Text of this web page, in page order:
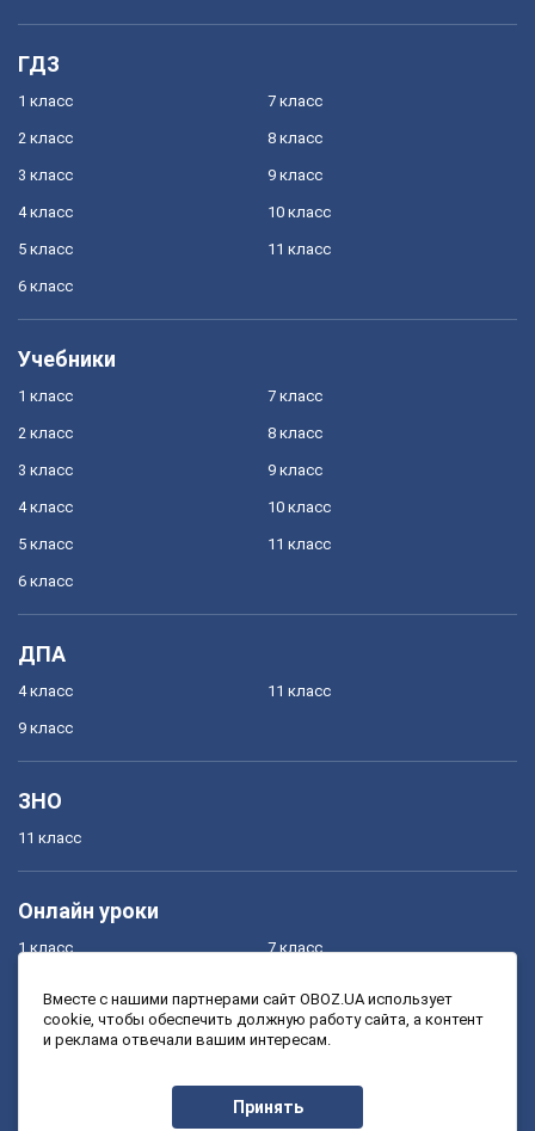
ГДЗ
1 класс
2 класс
3 класс
4 класс
5 класс
6 класс
7 класс
8 класс
9 класс
10 класс
11 класс
Учебники
1 класс
2 класс
3 класс
4 класс
5 класс
6 класс
7 класс
8 класс
9 класс
10 класс
11 класс
ДПА
4 класс
9 класс
11 класс
ЗНО
11 класс
Онлайн уроки
1 класс
3 класс
7 класс
9 класс
Вместе с нашими партнерами сайт OBOZ.UA использует
cookie, чтобы обеспечить должную работу сайта, а контент
и реклама отвечали вашим интересам.
Принять